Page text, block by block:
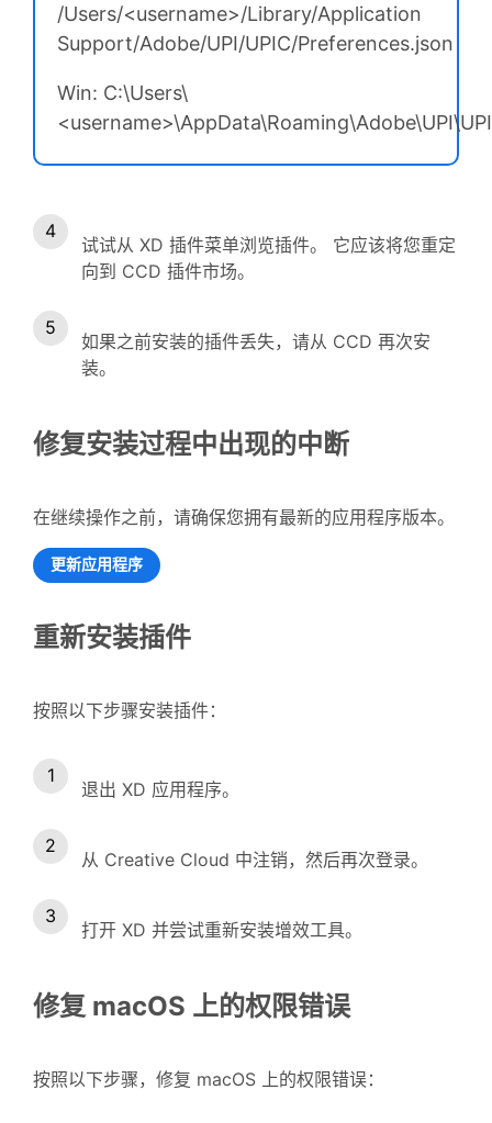
/Users/<username>/Library/Application
Support/Adobe/UPI/UPIC/Preferences.json
Win: C:\Users\
试试从 XD 插件菜单浏览插件。 它应该将您重定
向到 CCD 插件市场。
如果之前安装的插件丢失，请从 CCD 再次安
装。
修复安装过程中出现的中断
在继续操作之前，请确保您拥有最新的应用程序版本。
更新应用程序
重新安装插件
按照以下步骤安装插件：
退出 XD 应用程序。
从 Creative Cloud 中注销，然后再次登录。
打开 XD 并尝试重新安装增效工具。
修复 macOS 上的权限错误
按照以下步骤，修复 macOS 上的权限错误：